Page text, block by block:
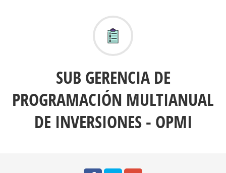
SUB GERENCIA DE
PROGRAMACIÓN MULTIANUAL
DE INVERSIONES - OPMI